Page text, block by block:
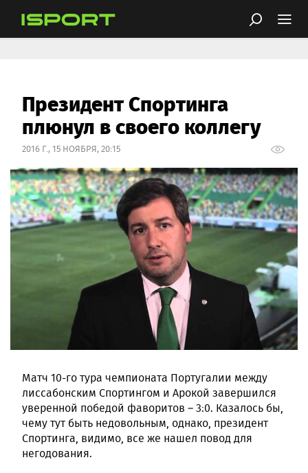
Президент Спортинга
плюнул в своего коллегу
2016 Г., 15 НОЯБРЯ, 20:15
Матч 10-го тура чемпионата Португалии между
лиссабонским Спортингом и Арокой завершился
уверенной победой фаворитов – 3:0. Казалось бы,
чему тут быть недовольным, однако, президент
Спортинга, видимо, все же нашел повод для
негодования.